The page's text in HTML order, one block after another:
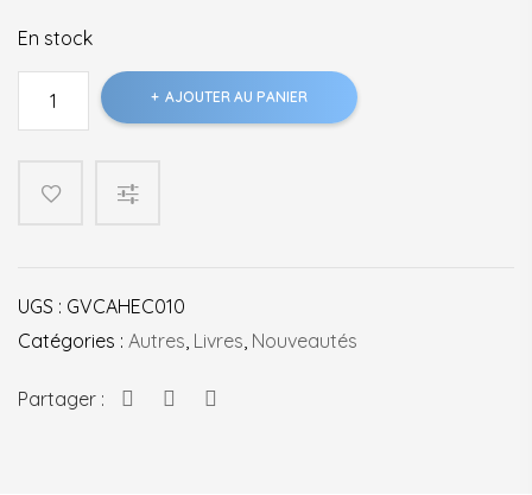
En stock
AJOUTER AU PANIER
UGS : GVCAHEC010
Catégories : Autres Livres Nouveautés
Partager :